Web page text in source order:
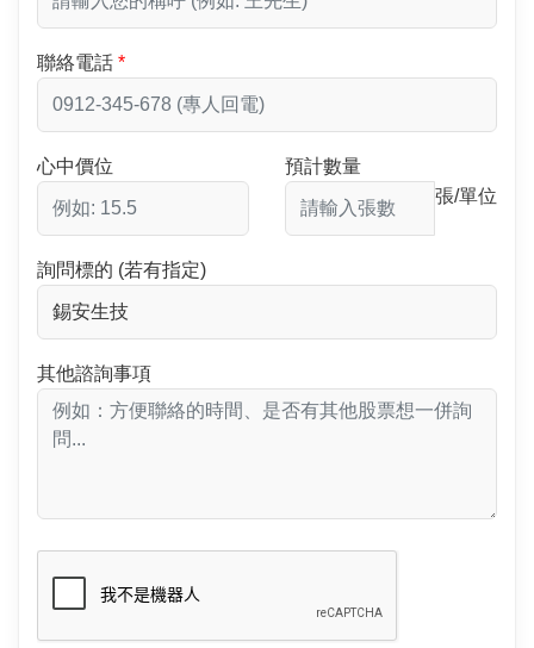
聯絡電話
心中價位
預計數量
張/單位
詢問標的 (若有指定)
其他諮詢事項